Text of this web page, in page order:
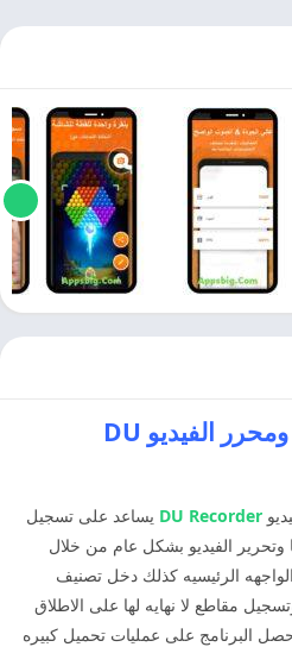
تحميل مسجل الشاشه ومحرر الفيديو DU
DU Recorder يساعد على تسجيل
الفيديو بشكل عام من خلال
الرئيسيه كذلك دخل تصنيف
مقاطع لا نهايه لها على الاطلاق
حصل البرنامج على عمليات تحميل كبيره